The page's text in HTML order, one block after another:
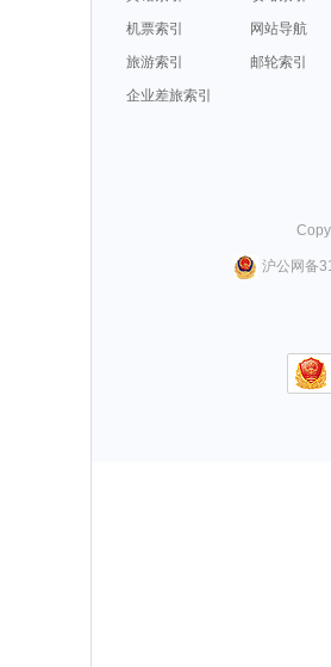
机票索引
网站导航
旅游索引
邮轮索引
企业差旅索引
沪公网备